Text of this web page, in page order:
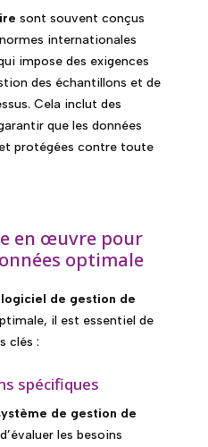
sont souvent conçus
internationales
impose des exigences
des échantillons et de
Cela inclut des
que les données
protégées contre toute
en œuvre pour
optimale
logiciel de gestion de
il est essentiel de
clés :
spécifiques
de gestion de
les besoins